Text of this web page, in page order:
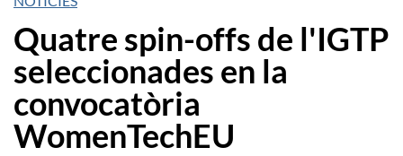
Quatre spin-offs de l'IGTP
seleccionades en la
convocatòria
WomenTechEU